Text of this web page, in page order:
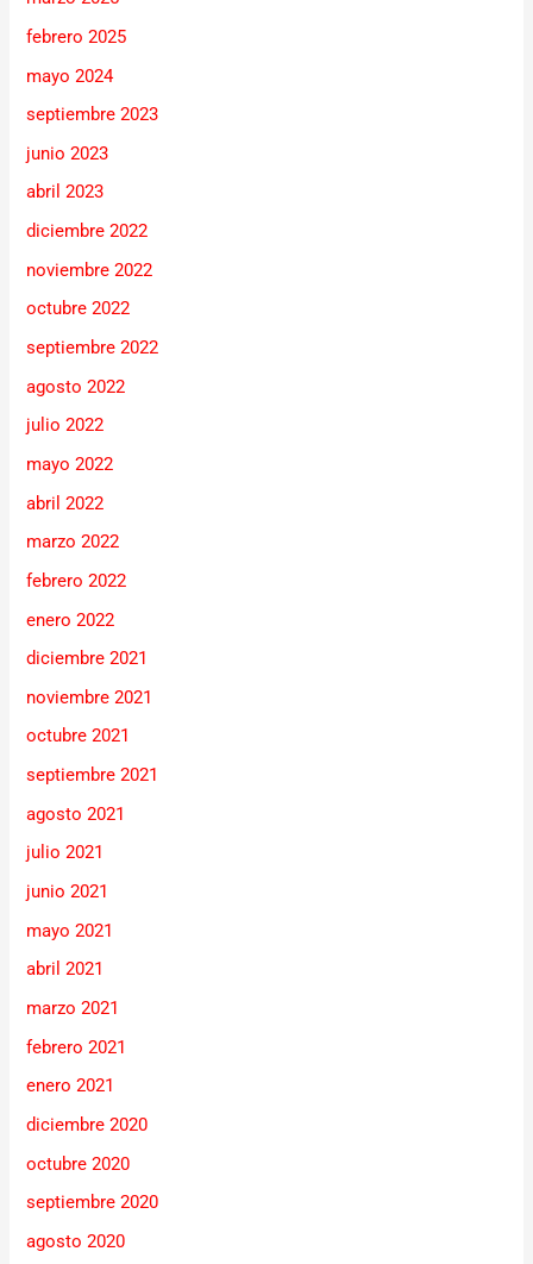
febrero 2025
mayo 2024
septiembre 2023
junio 2023
abril 2023
diciembre 2022
noviembre 2022
octubre 2022
septiembre 2022
agosto 2022
julio 2022
mayo 2022
abril 2022
marzo 2022
febrero 2022
enero 2022
diciembre 2021
noviembre 2021
octubre 2021
septiembre 2021
agosto 2021
julio 2021
junio 2021
mayo 2021
abril 2021
marzo 2021
febrero 2021
enero 2021
diciembre 2020
octubre 2020
septiembre 2020
agosto 2020